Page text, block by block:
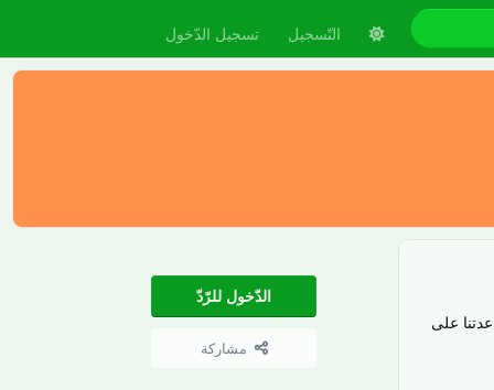
التّسجيل تسجيل الدّخول
الدّخول للرّدّ
مشاركة
على